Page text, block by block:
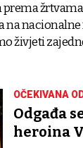
na
živjeti
OČEKIVANA
Odgađa
heroina